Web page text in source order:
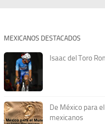
MEXICANOS DESTACADOS
Isaac del Toro
De México para
mexicanos